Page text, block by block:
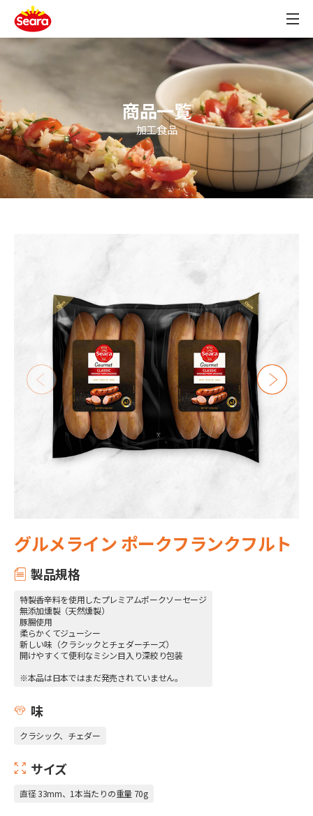
商品一覧
加工食品
グルメライン ポークフランクフルト
製品規格
特製香辛料を使用したプレミアムポークソーセージ
無添加燻製（天然燻製）
豚腸使用
柔らかくてジューシー
新しい味（クラシックとチェダーチーズ）
開けやすくて便利なミシン目入り深絞り包装
※本品は日本ではまだ発売されていません。
味
クラシック、チェダー
サイズ
直径 33mm、1本当たりの重量 70g